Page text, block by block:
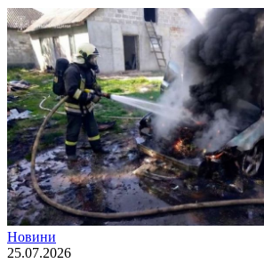
Новини
25.07.2026